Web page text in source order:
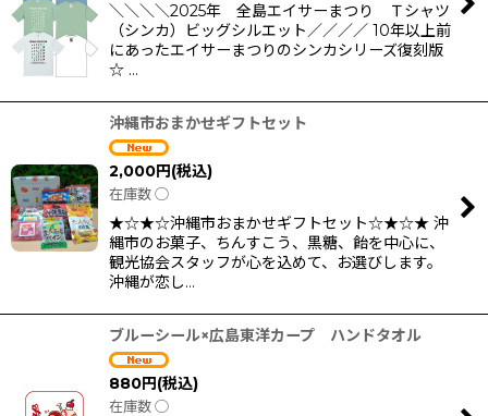
＼＼＼＼2025年 全島エイサーまつり Ｔシャツ
（シンカ）ビッグシルエット／／／／ 10年以上前
にあったエイサーまつりのシンカシリーズ復刻版
☆ …
沖縄市おまかせギフトセット
2,000円(税込)
在庫数 ◯
★☆★☆沖縄市おまかせギフトセット☆★☆★ 沖
縄市のお菓子、ちんすこう、黒糖、飴を中心に、
観光協会スタッフが心を込めて、お選びします。
沖縄が恋し…
ブルーシール×広島東洋カープ ハンドタオル
880円(税込)
在庫数 ◯